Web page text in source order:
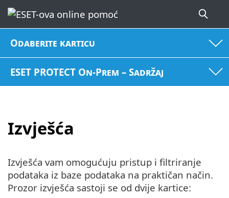
Odaberite karticu
ESET PROTECT On-Prem – Sadržaj
Izvješća
Izvješća vam omogućuju pristup i filtriranje
podataka iz baze podataka na praktičan način.
Prozor izvješća sastoji se od dvije kartice: